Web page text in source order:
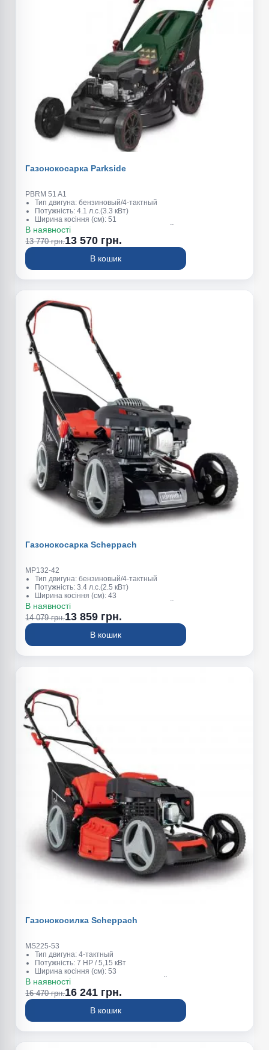
Газонокосарка Parkside
PBRM 51 A1
Тип двигуна: бензиновый/4-тактный
Потужність: 4.1 л.с.(3.3 кВт)
Ширина косіння (см): 51
Висота косіння (мм): 25-75 (7 положений)
Об'єм травозбірника (л): 65
В наявності
13 770 грн.13 570 грн.
В кошик
Газонокосарка Scheppach
MP132-42
Тип двигуна: бензиновый/4-тактный
Потужність: 3.4 л.с.(2.5 кВт)
Ширина косіння (см): 43
Висота косіння (мм): 25-75 (7 положений)
Об'єм травозбірника (л): 45
В наявності
14 079 грн.13 859 грн.
В кошик
Газонокосилка Scheppach
MS225-53
Тип двигуна: 4-тактный
Потужність: 7 HP / 5,15 кВт
Ширина косіння (см): 53
Висота косіння (мм): 25–75 , 7 позиций
Об'єм травозбірника (л): 65
В наявності
16 470 грн.16 241 грн.
В кошик